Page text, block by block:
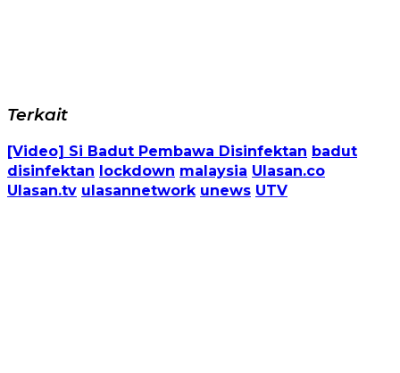
Terkait
[Video] Si Badut Pembawa Disinfektan badut
disinfektan
lockdown malaysia Ulasan.co
Ulasan.tv ulasannetwork unews UTV